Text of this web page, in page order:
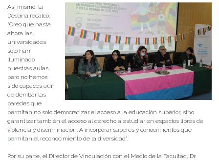
Así mismo, la
Decana recalcó:
“Creo que hasta
ahora las
universidades
solo han
iluminado
nuestras aulas,
pero no hemos
sido capaces aún
de derribar las
paredes que
permitan no solo democratizar el acceso a la educación superior, sino
garantizar también el acceso al derecho a estudiar en espacios libres de
violencia y discriminación. A incorporar saberes y conocimientos que
permitan el reconocimiento de la diversidad”.
Por su parte, el Director de Vinculación con el Medio de la Facultad, Dr.